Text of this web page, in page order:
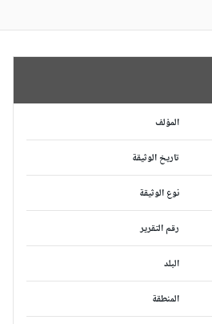
المؤلف
تاريخ الوثيقة
نوع الوثيقة
رقم التقرير
البلد
المنطقة